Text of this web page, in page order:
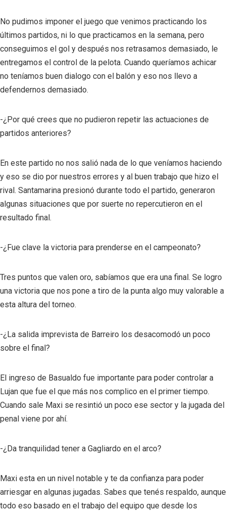
No pudimos imponer el juego que venimos practicando los
últimos partidos, ni lo que practicamos en la semana, pero
conseguimos el gol y después nos retrasamos demasiado, le
entregamos el control de la pelota. Cuando queríamos achicar
no teníamos buen dialogo con el balón y eso nos llevo a
defendernos demasiado.
-¿Por qué crees que no pudieron repetir las actuaciones de
partidos anteriores?
En este partido no nos salió nada de lo que veníamos haciendo
y eso se dio por nuestros errores y al buen trabajo que hizo el
rival. Santamarina presionó durante todo el partido, generaron
algunas situaciones que por suerte no repercutieron en el
resultado final.
-¿Fue clave la victoria para prenderse en el campeonato?
Tres puntos que valen oro, sabíamos que era una final. Se logro
una victoria que nos pone a tiro de la punta algo muy valorable a
esta altura del torneo.
-¿La salida imprevista de Barreiro los desacomodó un poco
sobre el final?
El ingreso de Basualdo fue importante para poder controlar a
Lujan que fue el que más nos complico en el primer tiempo.
Cuando sale Maxi se resintió un poco ese sector y la jugada del
penal viene por ahí.
-¿Da tranquilidad tener a Gagliardo en el arco?
Maxi esta en un nivel notable y te da confianza para poder
arriesgar en algunas jugadas. Sabes que tenés respaldo, aunque
todo eso basado en el trabajo del equipo que desde los